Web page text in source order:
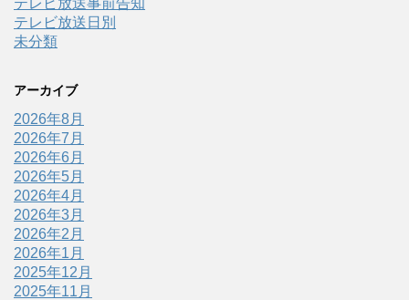
テレビ放送事前告知
テレビ放送日別
未分類
アーカイブ
2026年8月
2026年7月
2026年6月
2026年5月
2026年4月
2026年3月
2026年2月
2026年1月
2025年12月
2025年11月